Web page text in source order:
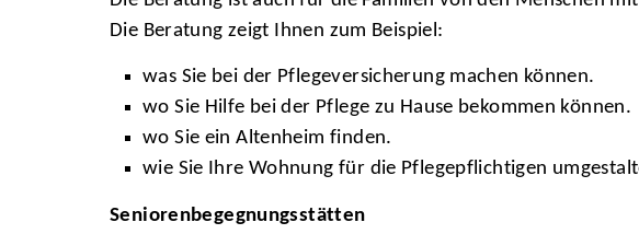
Die Beratung zeigt Ihnen zum Beispiel:
was Sie bei der Pflegeversicherung machen können.
wo Sie Hilfe bei der Pflege zu Hause bekommen können.
wo Sie ein Altenheim finden.
wie Sie Ihre Wohnung für die Pflegepflichtigen
Seniorenbegegnungsstätten